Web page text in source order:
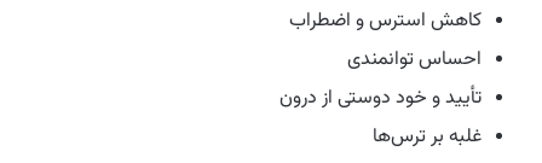
کاهش استرس و اضطراب
احساس توانمندی
تأیید و خود دوستی از درون
غلبه بر ترس‌ها